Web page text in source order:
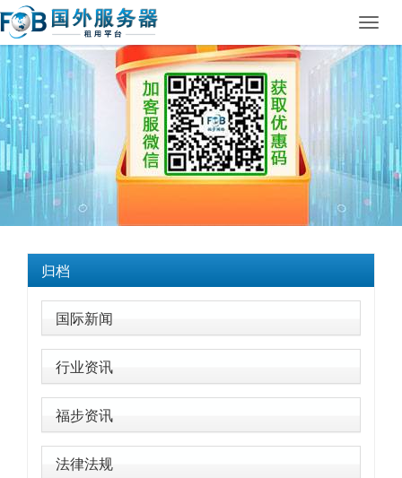
归档
国际新闻
行业资讯
福步资讯
法律法规